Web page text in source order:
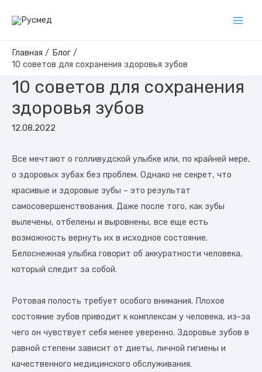
Главная
Блог
10 советов для сохранения здоровья зубов
10 советов для сохранения
здоровья зубов
12.08.2022
Все мечтают о голливудской улыбке или, по крайней мере,
о здоровых зубах без проблем. Однако не секрет, что
красивые и здоровые зубы – это результат
самосовершенствования. Даже после того, как зубы
вылечены, отбелены и выровнены, все еще есть
возможность вернуть их в исходное состояние.
Белоснежная улыбка говорит об аккуратности человека,
который следит за собой.
Ротовая полость требует особого внимания. Плохое
состояние зубов приводит к комплексам у человека, из-за
чего он чувствует себя менее уверенно. Здоровье зубов в
равной степени зависит от диеты, личной гигиены и
качественного медицинского обслуживания.